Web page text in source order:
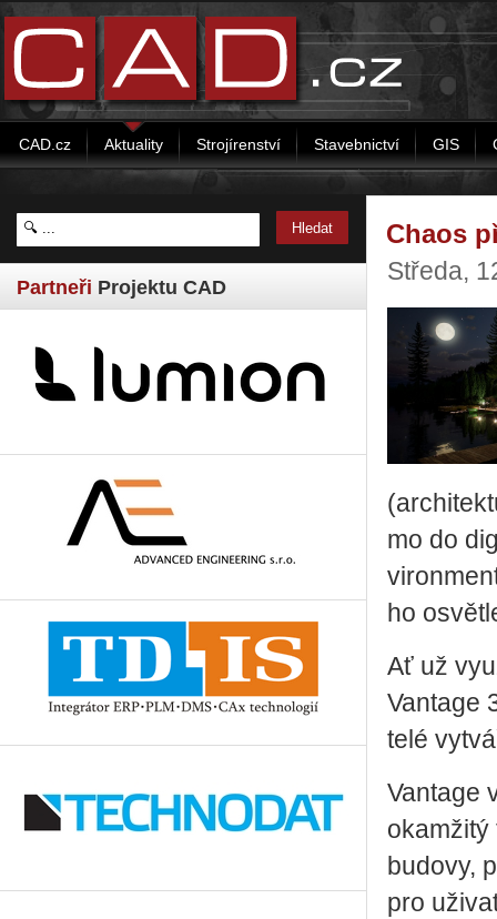
CAD.cz Aktuality Strojírenství Stavebnictví GIS
Partneři Projektu CAD
Chaos
Středa,
mo do
ho
Ať už
Van­tage
te­lé
Van­tage
bu­do­vy,
pro